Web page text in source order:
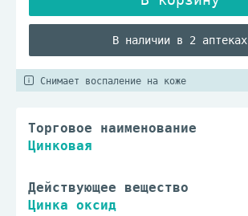
В наличии в 2 аптеках
Снимает воспаление на коже
Торговое наименование
Цинковая
Действующее вещество
Цинка оксид